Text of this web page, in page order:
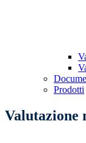
Prodotti
Valutazione